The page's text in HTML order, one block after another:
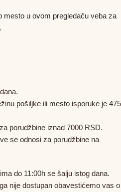
mesto u ovom pregledaču veba za
pošiljke ili mesto isporuke je 475
porudžbine iznad 7000 RSD.
se odnosi za porudžbine na
do 11:00h se šalju istog dana.
nije dostupan obavestićemo vas o